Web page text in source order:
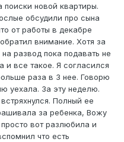
новой квартиры.
обсудили про сына
от работы в декабре
внимание. Хотя за
развод пока подавать не
и все такое. Я согласился
раза в 3 нее. Говорю
уехала. За эту неделю.
Полный ее
за ребенка, Вожу
вот разлюбила и
что есть